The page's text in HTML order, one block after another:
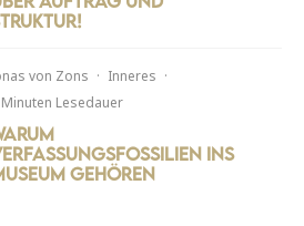
von Zons · Inneres ·
Lesedauer
ins
gehören